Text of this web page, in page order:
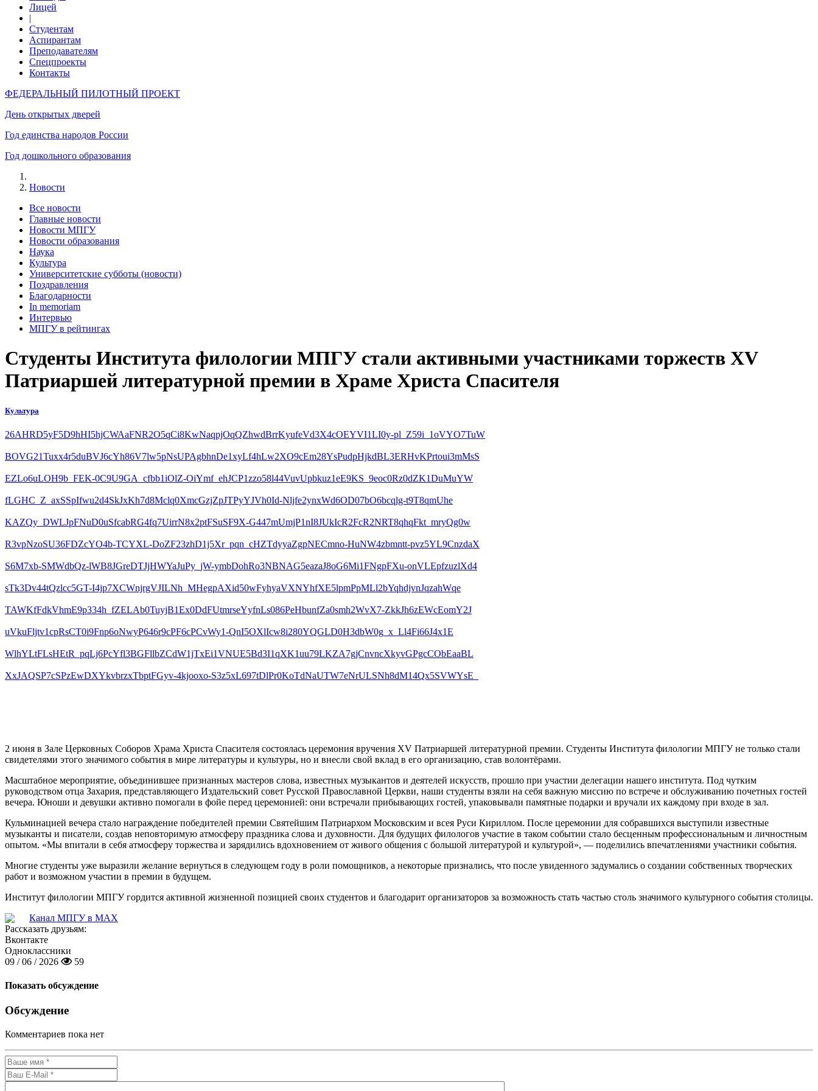
Лицей
|
Студентам
Аспирантам
Преподавателям
Спецпроекты
Контакты
ФЕДЕРАЛЬНЫЙ ПИЛОТНЫЙ ПРОЕКТ
День открытых дверей
Год единства народов России
Год дошкольного образования
Новости
Все новости
Главные новости
Новости МПГУ
Новости образования
Наука
Культура
Университетские субботы (новости)
Поздравления
Благодарности
In memoriam
Интервью
МПГУ в рейтингах
Студенты Института филологии МПГУ стали активными участниками торжеств XV
Патриаршей литературной премии в Храме Христа Спасителя
Культура
26AHRD5yF5D9hHI5hjCWAaFNR2O5qCi8KwNaqpjOqQZhwdBrrKyufeVd3X4cOEYVI1LI0y-pl_Z59i_1oVYO7TuW
BOVG21Tuxx4r5duBVJ6cYh86V7lw5pNsUPAgbhnDe1xyLf4hLw2XO9cEm28YsPudpHjkdBL3ERHvKPrtoui3mMsS
EZLo6uLOH9b_FEK-0C9U9GA_cfbb1iOlZ-OiYmf_ehJCP1zzo58l44VuvUpbkuz1eE9KS_9eoc0Rz0dZK1DuMuYW
fLGHC_Z_axSSpIfwu2d4SkJxKh7d8Mclq0XmcGzjZpJTPyYJVh0Id-Nljfe2ynxWd6OD07bO6bcqlg-t9T8qmUhe
KAZQy_DWLJpFNuD0uSfcabRG4fq7UirrN8x2ptFSuSF9X-G447mUmjP1nI8JUkIcR2FcR2NRT8qhqFkt_mryQg0w
R3vpNzoSU36FDZcYO4b-TCYXL-DoZF23zhD1j5Xr_pqn_cHZTdyyaZgpNECmno-HuNW4zbmntt-pvz5YL9CnzdaX
S6M7xb-SMWdbQz-lWB8JGreDTJjHWYaJuPy_jW-ymbDohRo3NBNAG5eazaJ8oG6Mi1FNgpFXu-onVLEpfzuzlXd4
sTk3Dv44tQzlcc5GT-I4jp7XCWnjrgVJILNh_MHegpAXid50wFyhyaVXNYhfXE5lpmPpMLl2bYqhdjvnJqzahWqe
TAWKfFdkVhmE9p334h_fZELAb0TuyjB1Ex0DdFUtmrseYyfnLs086PeHbunfZa0smh2WvX7-ZkkJh6zEWcEomY2J
uVkuFljtv1cpRsCT0i9Fnp6oNwyP646r9cPF6cPCvWy1-QnI5OXlIcw8i280YQGLD0H3dbW0g_x_Ll4Fi66J4x1E
WlhYLtFLsHEtR_pqLj6PcYfl3BGFllbZCdW1jTxEi1VNUE5Bd3I1qXK1uu79LKZA7gjCnvncXkyvGPgcCObEaaBL
XxJAQSP7cSPzEwDXYkvbrzxTbptFGyv-4kjooxo-S3z5xL697tDlPr0KoTdNaUTW7eNrULSNh8dM14Qx5SVWYsE_
2 июня в Зале Церковных Соборов Храма Христа Спасителя состоялась церемония вручения XV Патриаршей литературной премии. Студенты Института филологии МПГУ не только стали
свидетелями этого значимого события в мире литературы и культуры, но и внесли свой вклад в его организацию, став волонтёрами.
Масштабное мероприятие, объединившее признанных мастеров слова, известных музыкантов и деятелей искусств, прошло при участии делегации нашего института. Под чутким
руководством отца Захария, представляющего Издательский совет Русской Православной Церкви, наши студенты взяли на себя важную миссию по встрече и обслуживанию почетных гостей
вечера. Юноши и девушки активно помогали в фойе перед церемонией: они встречали прибывающих гостей, упаковывали памятные подарки и вручали их каждому при входе в зал.
Кульминацией вечера стало награждение победителей премии Святейшим Патриархом Московским и всея Руси Кириллом. После церемонии для собравшихся выступили известные
музыканты и писатели, создав неповторимую атмосферу праздника слова и духовности. Для будущих филологов участие в таком событии стало бесценным профессиональным и личностным
опытом. «Мы впитали в себя атмосферу торжества и зарядились вдохновением от живого общения с большой литературой и культурой», — поделились впечатлениями участники события.
Многие студенты уже выразили желание вернуться в следующем году в роли помощников, а некоторые признались, что после увиденного задумались о создании собственных творческих
работ и возможном участии в премии в будущем.
Институт филологии МПГУ гордится активной жизненной позицией своих студентов и благодарит организаторов за возможность стать частью столь значимого культурного события столицы.
Канал МПГУ в MAX
Рассказать друзьям:
Вконтакте
Одноклассники
09 / 06 / 2026
59
Показать обсуждение
Обсуждение
Комментариев пока нет